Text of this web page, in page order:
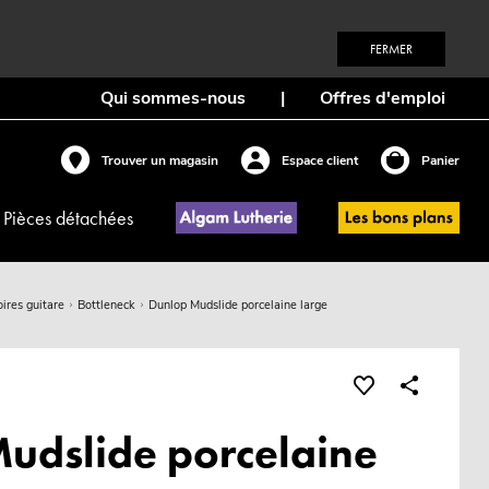
FERMER
Qui sommes-nous | Offres d'emploi
Trouver un magasin Espace client Panier
Pièces détachées
guitare Bottleneck Dunlop Mudslide porcelaine large
porcelaine